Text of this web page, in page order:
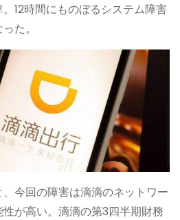
12時間にものぼるシステム障害
た。
今回の障害は滴滴のネットワー
が高い。滴滴の第3四半期財務